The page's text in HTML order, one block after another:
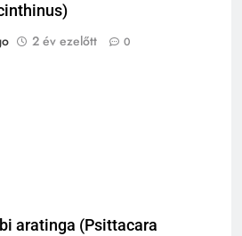
2 év ezelőtt 0
aratinga (Psittacara